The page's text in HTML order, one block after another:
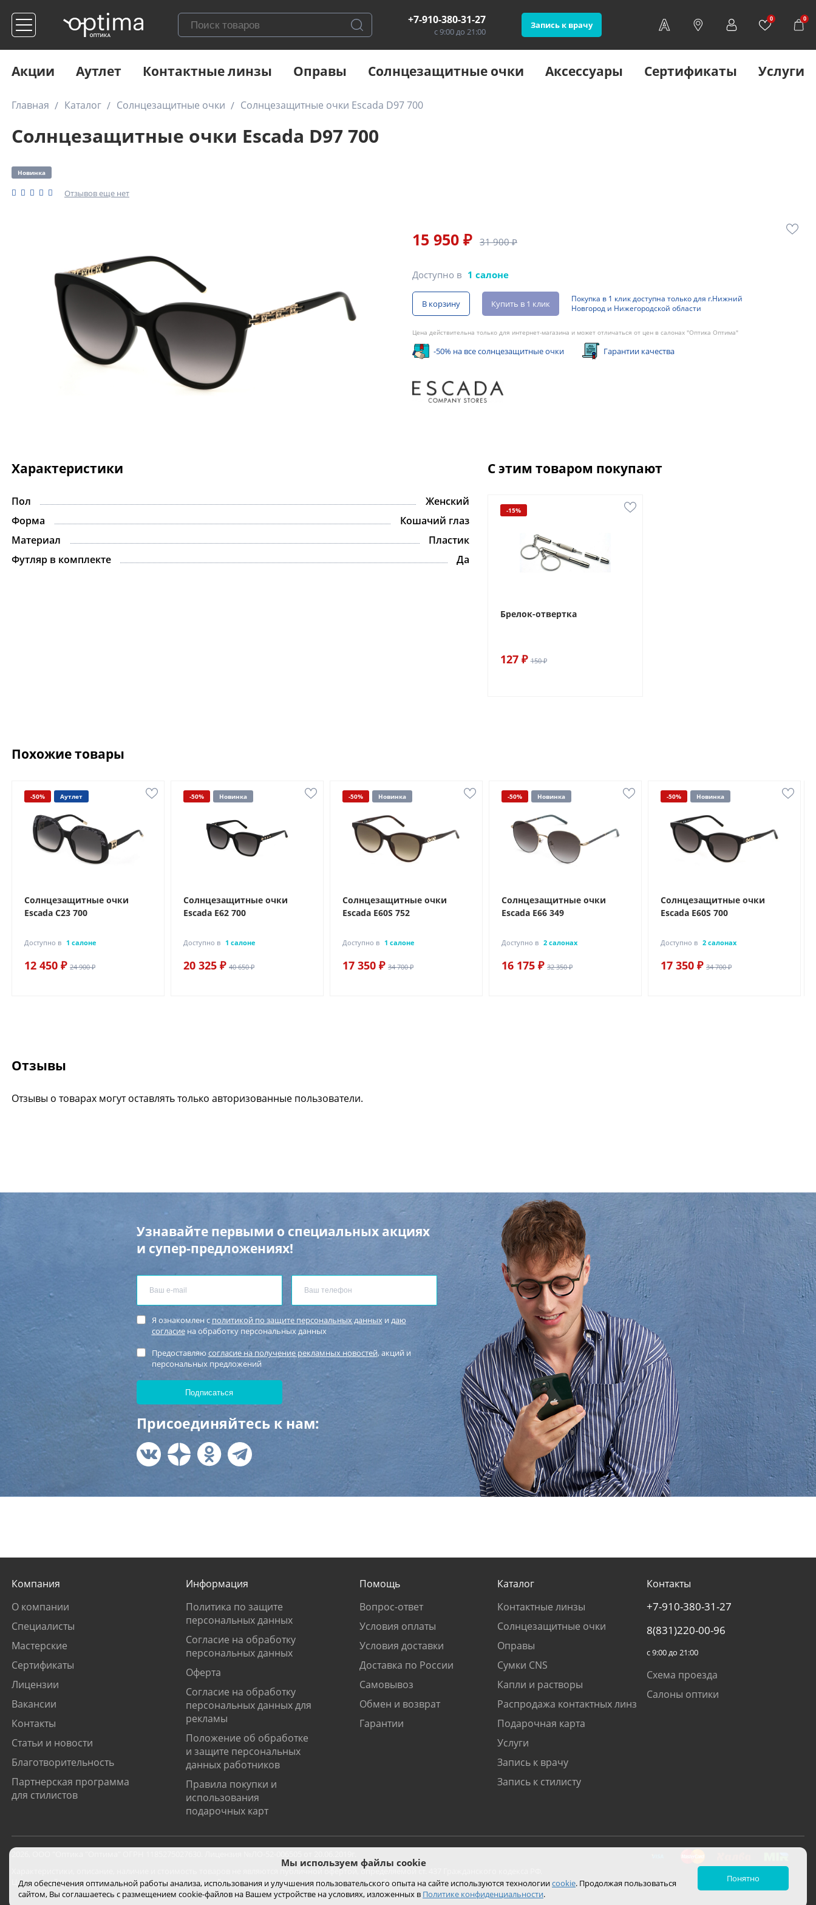
+7-910-380-31-27
с 9:00 до 21:00
Запись к врачу
0 0
Акции Аутлет Контактные линзы Оправы Солнцезащитные очки Аксессуары Сертификаты Услуги
Главная Каталог Солнцезащитные очки Солнцезащитные очки Escada D97 700
Солнцезащитные очки Escada D97 700
Новинка
Отзывов еще нет
15 950 ₽ 31 900 ₽
Доступно в 1 салоне
В корзину Купить в 1 клик
Покупка в 1 клик доступна только для г.Нижний
Новгород и Нижегородской области
Цена действительна только для интернет-магазина и может отличаться от цен в салонах "Оптика Оптима"
-50% на все солнцезащитные очки Гарантии качества
Характеристики
Пол
Женский
Форма
Кошачий глаз
Материал
Пластик
Футляр в комплекте
Да
С этим товаром покупают
-15%
Брелок-отвертка
127 ₽ 150 ₽
Похожие товары
-50% Аутлет
Солнцезащитные очки
Escada C23 700
Доступно в 1 салоне
12 450 ₽ 24 900 ₽
-50% Новинка
Солнцезащитные очки
Escada E62 700
Доступно в 1 салоне
20 325 ₽ 40 650 ₽
-50% Новинка
Солнцезащитные очки
Escada E60S 752
Доступно в 1 салоне
17 350 ₽ 34 700 ₽
-50% Новинка
Солнцезащитные очки
Escada E66 349
Доступно в 2 салонах
16 175 ₽ 32 350 ₽
-50% Новинка
Солнцезащитные очки
Escada E60S 700
Доступно в 2 салонах
17 350 ₽ 34 700 ₽
Отзывы
Отзывы о товарах могут оставлять только авторизованные пользователи.
Узнавайте первыми о специальных акциях
и супер-предложениях!
Я ознакомлен с политикой по защите персональных данных и даю
согласиена обработку персональных данных
Предоставляю согласие на получение рекламных новостей, акций и
персональных предложений
Присоединяйтесь к нам:
Компания
О компании
Специалисты
Мастерские
Сертификаты
Лицензии
Вакансии
Контакты
Статьи и новости
Благотворительность
Партнерская программа
для стилистов
Информация
Политика по защите
персональных данных
Согласие на обработку
персональных данных
Оферта
Согласие на обработку
персональных данных для
рекламы
Положение об обработке
и защите персональных
данных работников
Правила покупки и
использования
подарочных карт
Помощь
Вопрос-ответ
Условия оплаты
Условия доставки
Доставка по России
Самовывоз
Обмен и возврат
Гарантии
Каталог
Контактные линзы
Солнцезащитные очки
Оправы
Сумки CNS
Капли и растворы
Распродажа контактных линз
Подарочная карта
Услуги
Запись к врачу
Запись к стилисту
Контакты
+7-910-380-31-27
8(831)220-00-96
с 9:00 до 21:00
Схема проезда
Салоны оптики
Характеристики, описание, наличие и стоимость товаров не являются публичной офертой, определяемой ст. 437 Гражданского кодекса РФ.
Цены на сайте могут отличаться от цен в салонах и действуют только при покупке с помощью сайта.
Мы используем файлы cookie
Для обеспечения оптимальной работы анализа, использования и улучшения пользовательского опыта на сайте используются технологииcookie. Продолжая пользоваться
сайтом, Вы соглашаетесь с размещением cookie-файлов на Вашем устройстве на условиях, изложенных в Политике конфиденциальности.
Понятно